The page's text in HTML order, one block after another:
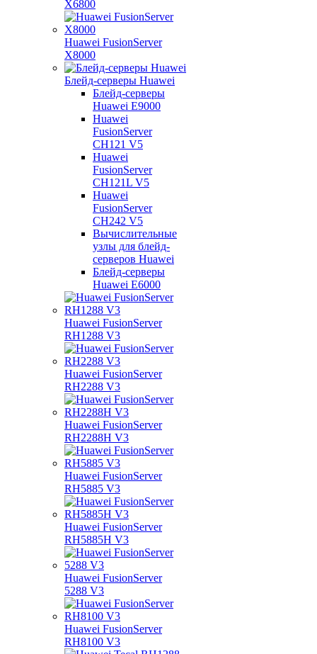
X6800
Huawei FusionServer
X8000
Блейд-серверы Huawei
Блейд-серверы
Huawei E9000
Huawei
FusionServer
CH121 V5
Huawei
FusionServer
CH121L V5
Huawei
FusionServer
CH242 V5
Вычислительные
узлы для блейд-
серверов Huawei
Блейд-серверы
Huawei E6000
Huawei FusionServer
RH1288 V3
Huawei FusionServer
RH2288 V3
Huawei FusionServer
RH2288H V3
Huawei FusionServer
RH5885 V3
Huawei FusionServer
RH5885H V3
Huawei FusionServer
5288 V3
Huawei FusionServer
RH8100 V3